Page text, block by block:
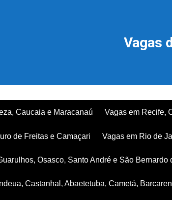
Vagas
Caucaia e Maracanaú Vagas em Recife,
de Freitas e Camaçari Vagas em Rio de
Osasco, Santo André e São Bernardo
Castanhal, Abaetetuba, Cametá,